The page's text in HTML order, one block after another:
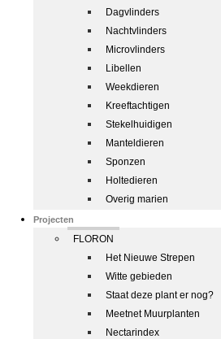
Dagvlinders
Nachtvlinders
Microvlinders
Libellen
Weekdieren
Kreeftachtigen
Stekelhuidigen
Manteldieren
Sponzen
Holtedieren
Overig marien
Projecten
FLORON
Het Nieuwe Strepen
Witte gebieden
Staat deze plant er nog?
Meetnet Muurplanten
Nectarindex